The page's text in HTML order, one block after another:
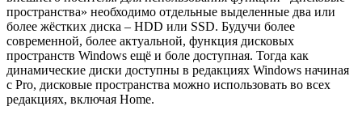
пространства» необходимо отдельные выделенные два или
более жёстких диска – HDD или SSD. Будучи более
современной, более актуальной, функция дисковых
пространств Windows ещё и боле доступная. Тогда как
динамические диски доступны в редакциях Windows начиная
с Pro, дисковые пространства можно использовать во всех
редакциях, включая Home.